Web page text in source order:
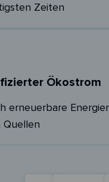
Zeiten
Ökostrom
erneuerbare
Quellen